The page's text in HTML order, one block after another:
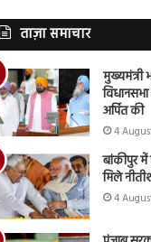
ताज़ा समाचार
मुख्यमंत्री
अर्पित की
4
बांकीपुर
मिले
4